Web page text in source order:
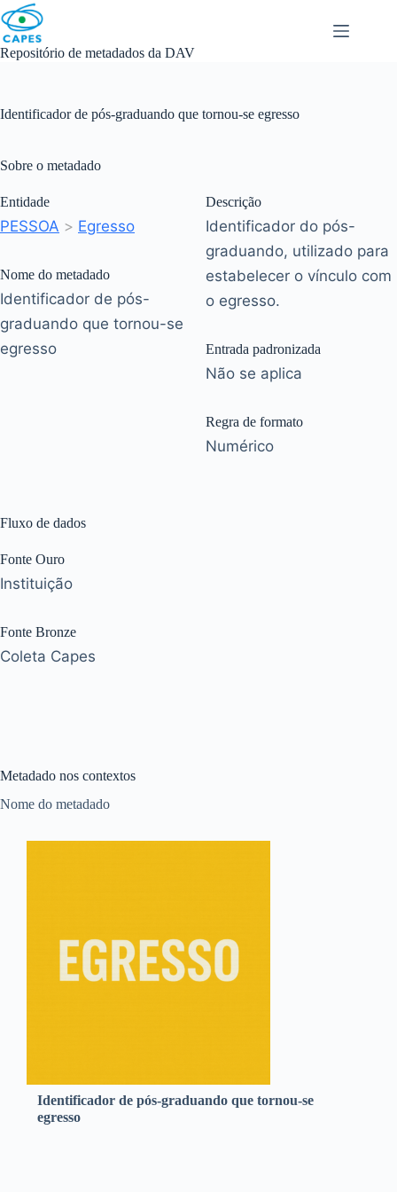
Skip
to
content
Repositório de metadados da DAV
Identificador de pós-graduando que tornou-se egresso
Sobre o metadado
Entidade
PESSOA > Egresso
Nome do metadado
Identificador de pós-
graduando que tornou-se
egresso
Descrição
Identificador do pós-
graduando, utilizado para
estabelecer o vínculo com
o egresso.
Entrada padronizada
Não se aplica
Regra de formato
Numérico
Fluxo de dados
Fonte Ouro
Instituição
Fonte Bronze
Coleta Capes
Metadado nos contextos
Nome do metadado
Identificador de pós-graduando que tornou-se
egresso